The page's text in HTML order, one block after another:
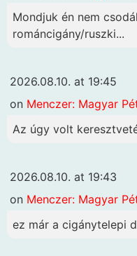
Mondjuk én nem
románcigány/ruszki...
2026.08.10. at 19:45
on Menczer: Magyar
Az úgy volt
2026.08.10. at 19:43
on Menczer: Magyar
ez már a cigánytelepi